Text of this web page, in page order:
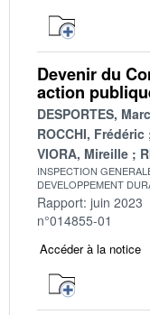
Devenir du
action
DESPORTES, Marc
ROCCHI, Frédéric
VIORA, Mireille
INSPECTION
DEVELOPPEMENT
Rapport: juin 2023
n°014855-01
Accéder à la notice